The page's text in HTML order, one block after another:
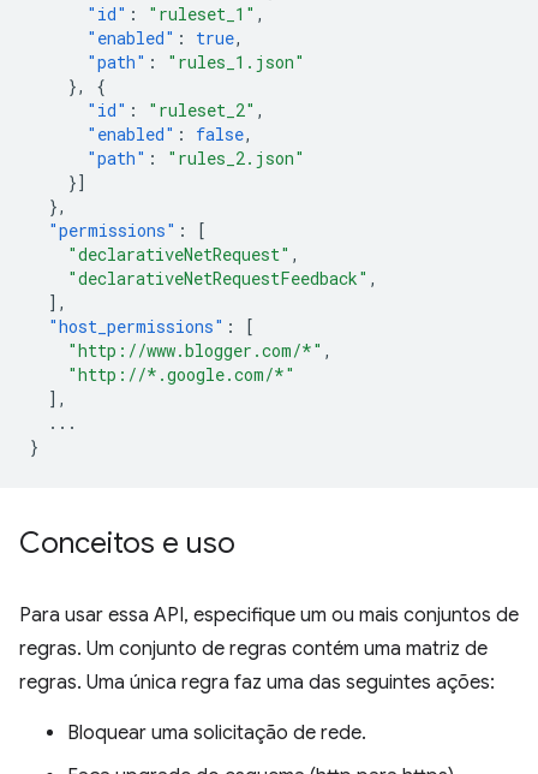
"id" : "ruleset_1" ,
"enabled" : true,
"path" :
"rules_1.json"
},
{
"id" : "ruleset_2" ,
"enabled" : false,
"path" :
"rules_2.json"
}]
},
"permissions" :
[
"declarativeNetRequest" ,
"declarativeNetRequestFeedback" ,
],
"host_permissions" :
[
"http://www.blogger.com/*" ,
"http://*.google.com/*"
],
...
}
Conceitos e uso
Para usar essa API, especifique um ou mais conjuntos de
regras. Um conjunto de regras contém uma matriz de
regras. Uma única regra faz uma das seguintes ações:
Bloquear uma solicitação de rede.